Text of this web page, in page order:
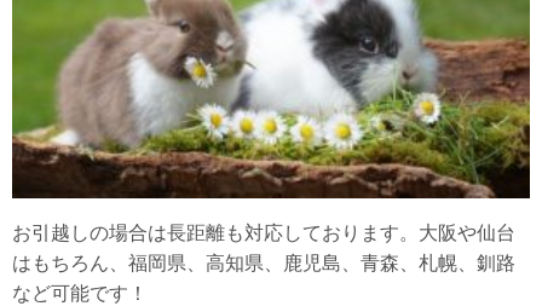
お引越しの場合は長距離も対応しております。大阪や仙台
はもちろん、福岡県、高知県、鹿児島、青森、札幌、釧路
など可能です！